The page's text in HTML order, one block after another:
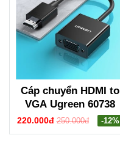
Cáp chuyển HDMI to
VGA Ugreen 60738
220.000đ 250.000đ -12%